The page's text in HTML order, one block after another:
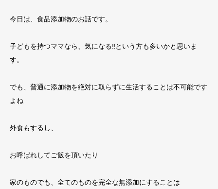
今日は、食品添加物のお話です。
子どもを持つママなら、気になる‼という方も多いかと思いま
す。
でも、普通に添加物を絶対に取らずに生活することは不可能です
よね
外食もするし、
お呼ばれしてご飯を頂いたり
家のものでも、全てのものを完全な無添加にすることは